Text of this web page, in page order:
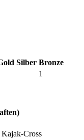
Silber Bronze
1
Cross